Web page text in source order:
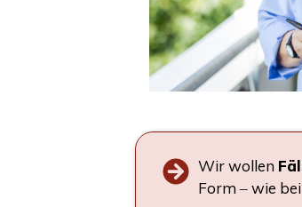
Wir wol­len
Form ‒ wie